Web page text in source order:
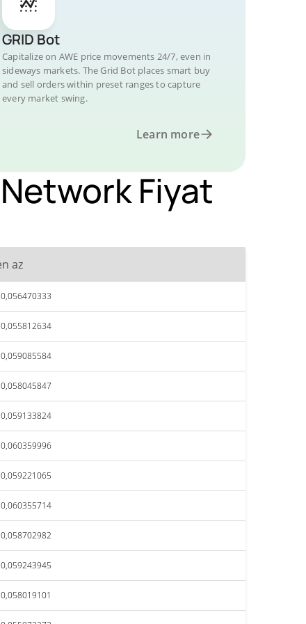
GRID Bot
Capitalize on AWE price movements 24/7, even in
sideways markets. The Grid Bot places smart buy
and sell orders within preset ranges to capture
every market swing.
Learn more
Fiyat
az